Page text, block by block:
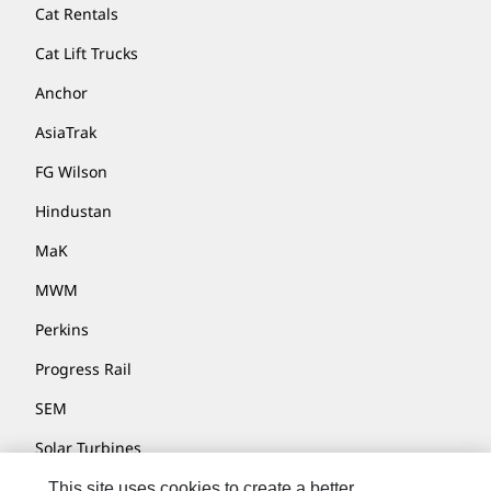
Cat Rentals
Cat Lift Trucks
Anchor
AsiaTrak
FG Wilson
Hindustan
MaK
MWM
Perkins
Progress Rail
SEM
Solar Turbines
SPM Oil & Gas